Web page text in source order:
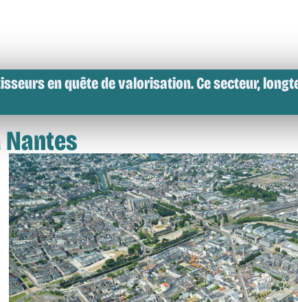
en quête de valorisation. Ce secteur,